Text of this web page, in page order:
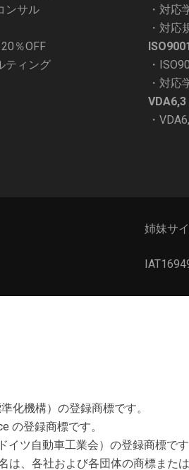
ンサル
％OFF
ティング
・ 対応
・ 対応
ISO9001
・
・ 対応
VDA6,3
・
姉妹サ
化機構）の登録商標です。
の登録商標です。
イツ自動車工業会）の登録商標です
、各社および各団体の商標また